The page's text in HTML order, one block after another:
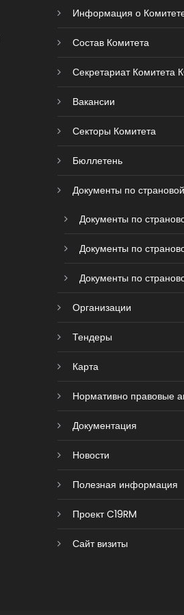
Информация о
Состав Комитета
Секретариат Комитета
Вакансии
Секторы Комитета
Бюллетень
Документы по
Документы по
Документы по
Документы по
Организации
Тендеры
Карта
Нормативно правовые
Документация
Новости
Полезная информация
Проект C19RM
Сайт визиты